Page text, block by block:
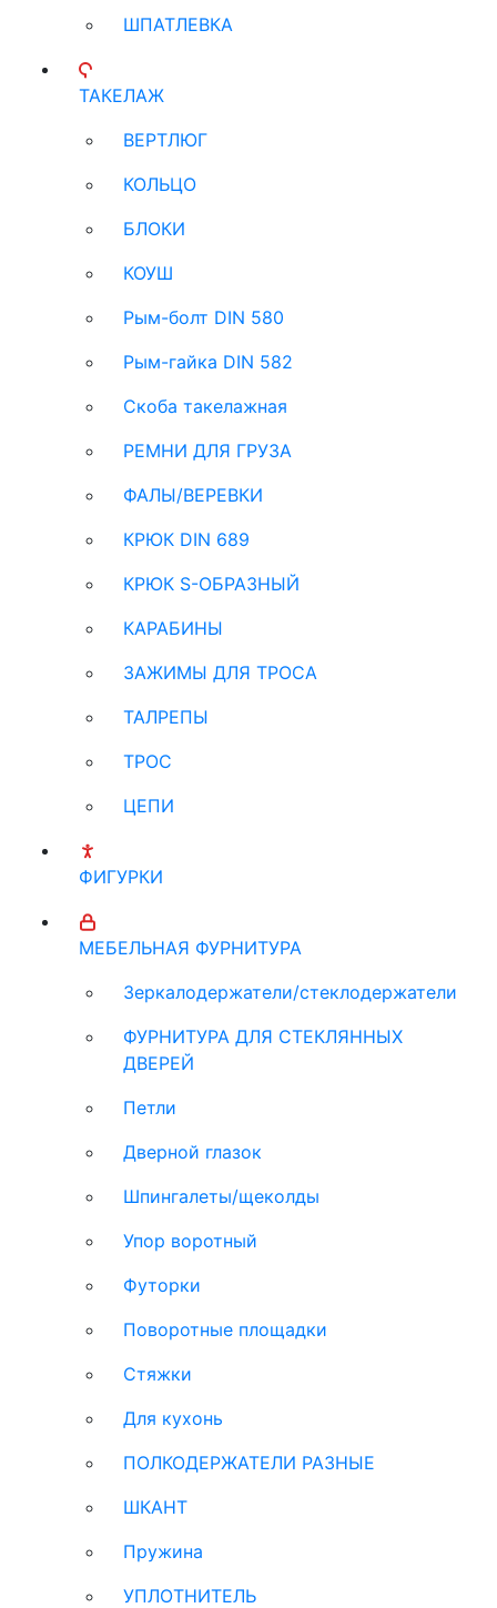
ШПАТЛЕВКА
ТАКЕЛАЖ
ВЕРТЛЮГ
КОЛЬЦО
БЛОКИ
КОУШ
Рым-болт DIN 580
Рым-гайка DIN 582
Скоба такелажная
РЕМНИ ДЛЯ ГРУЗА
ФАЛЫ/ВЕРЕВКИ
КРЮК DIN 689
КРЮК S-ОБРАЗНЫЙ
КАРАБИНЫ
ЗАЖИМЫ ДЛЯ ТРОСА
ТАЛРЕПЫ
ТРОС
ЦЕПИ
ФИГУРКИ
МЕБЕЛЬНАЯ ФУРНИТУРА
Зеркалодержатели/стеклодержатели
ФУРНИТУРА ДЛЯ СТЕКЛЯННЫХ
ДВЕРЕЙ
Петли
Дверной глазок
Шпингалеты/щеколды
Упор воротный
Футорки
Поворотные площадки
Стяжки
Для кухонь
ПОЛКОДЕРЖАТЕЛИ РАЗНЫЕ
ШКАНТ
Пружина
УПЛОТНИТЕЛЬ